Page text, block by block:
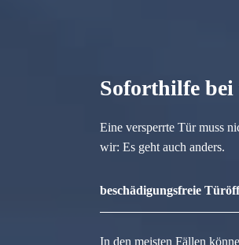
Soforthilfe
Eine versperrte Tür muss
wir: Es geht auch anders.
beschädigungsfreie
In den meisten Fällen